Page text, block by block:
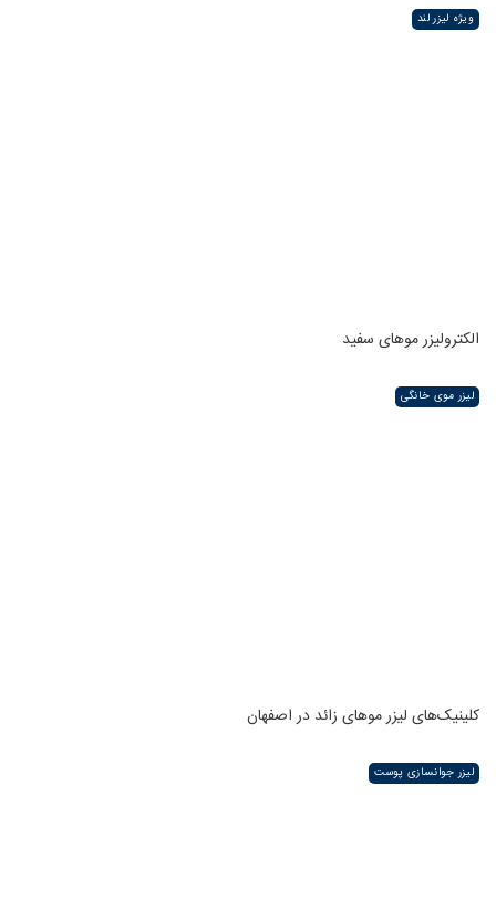
ویژه لیزر لند
الکترولیزر موهای سفید
لیزر موی خانگی
کلینیک‌های لیزر موهای زائد در اصفهان
لیزر جوانسازی پوست